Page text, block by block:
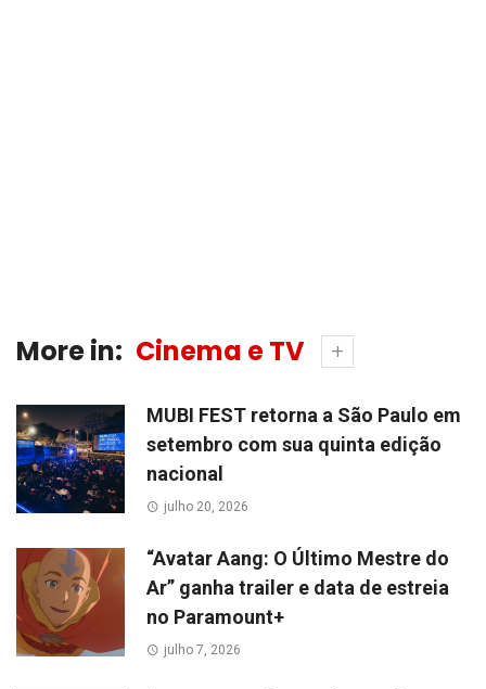
More in: Cinema e TV
MUBI FEST retorna a São Paulo em
setembro com sua quinta edição
nacional
julho 20, 2026
“Avatar Aang: O Último Mestre do
Ar” ganha trailer e data de estreia
no Paramount+
julho 7, 2026